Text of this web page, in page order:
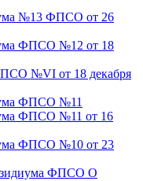
№13 ФПСО от 26
ФПСО №12 от 18
№VI от 18 декабря
ФПСО №11
ФПСО №11 от 16
ФПСО №10 от 23
ФПСО О